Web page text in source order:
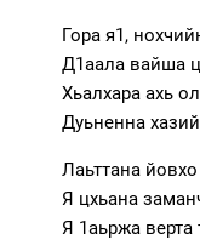
Гора я1,
Д1аала вайша
Хьалхара ахь
Дуьненна
Лаьттана
Я цхьана
Я 1аьржа верта